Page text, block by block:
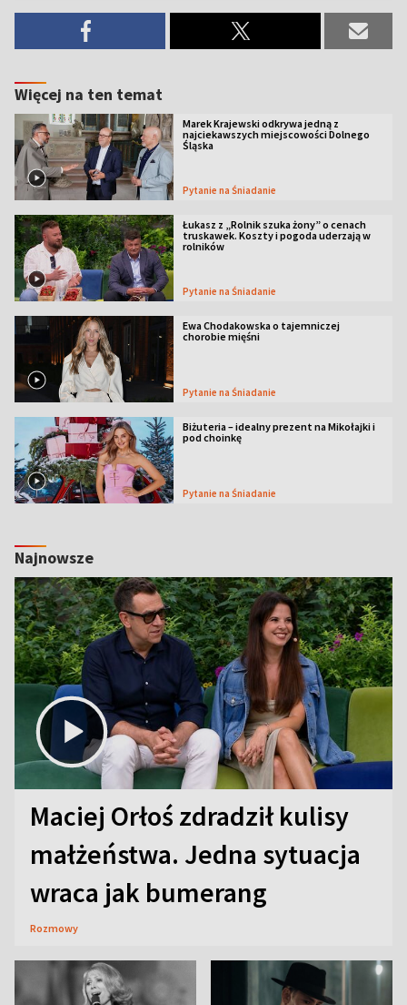
Więcej na ten temat
Marek Krajewski odkrywa jedną z
najciekawszych miejscowości Dolnego
Śląska
Pytanie na Śniadanie
Łukasz z „Rolnik szuka żony” o cenach
truskawek. Koszty i pogoda uderzają w
rolników
Pytanie na Śniadanie
Ewa Chodakowska o tajemniczej
chorobie mięśni
Pytanie na Śniadanie
Biżuteria – idealny prezent na Mikołajki i
pod choinkę
Pytanie na Śniadanie
Najnowsze
Maciej Orłoś zdradził kulisy
małżeństwa. Jedna sytuacja
wraca jak bumerang
Rozmowy